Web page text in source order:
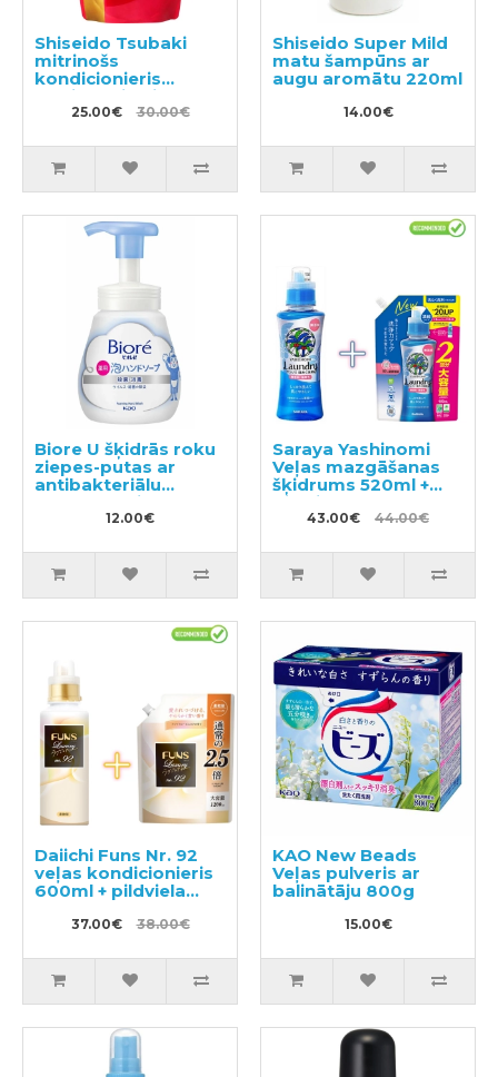
Shiseido Tsubaki
mitrinošs
kondicionieris
matiem pildviela
660ml25.00€ 30.00€
Shiseido Super Mild
matu šampūns ar
augu aromātu 220ml
14.00€
Biore U šķidrās roku
ziepes-putas ar
antibakteriālu
efektu, ar vieglu
citrusu aromātu
12.00€
Saraya Yashinomi
Veļas mazgāšanas
šķidrums 520ml +
pildviela 950ml
43.00€ 44.00€
Daiichi Funs Nr. 92
veļas kondicionieris
600ml + pildviela
37.00€ 38.00€
KAO New Beads
Veļas pulveris ar
balinātāju 800g
15.00€